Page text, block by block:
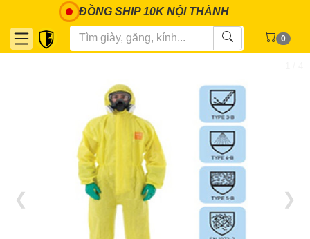
ĐỒNG SHIP 10K NỘI THÀNH
0
❮ ❯